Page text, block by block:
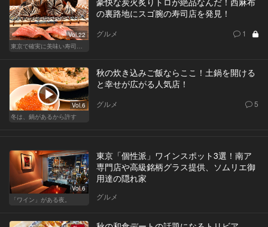
Vol.22
東京で確実に美味い寿司はここだ！
の裏路地にスゴ腕の寿司店を発見！
グルメ 1
Vol.6
冬は、鍋があるから許す
秋の炊き込みご飯ならここ！土鍋を開ける
と幸せが広がる人気店！
グルメ 5
Vol.6
「ワイン」がある夜。
東京「個性派」ワインスポット3選！南ア
専門店や高級銘柄グラス提供、ソムリエ御
用達の隠れ家
グルメ